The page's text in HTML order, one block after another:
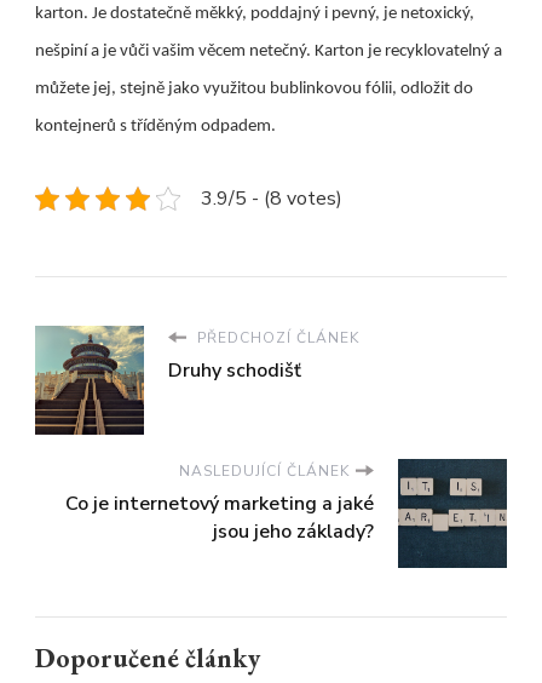
karton. Je dostatečně měkký, poddajný i pevný, je netoxický,
nešpiní a je vůči vašim věcem netečný. Karton je recyklovatelný a
můžete jej, stejně jako využitou bublinkovou fólii, odložit do
kontejnerů s tříděným odpadem.
3.9/5 - (8 votes)
PŘEDCHOZÍ ČLÁNEK
Druhy schodišť
NASLEDUJÍCÍ ČLÁNEK
Co je internetový marketing a jaké
jsou jeho základy?
Doporučené články